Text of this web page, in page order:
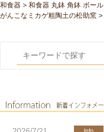
和食器 > 和食器 丸鉢 角鉢 ボール
がんこなミカゲ粗陶土の松助窯 >